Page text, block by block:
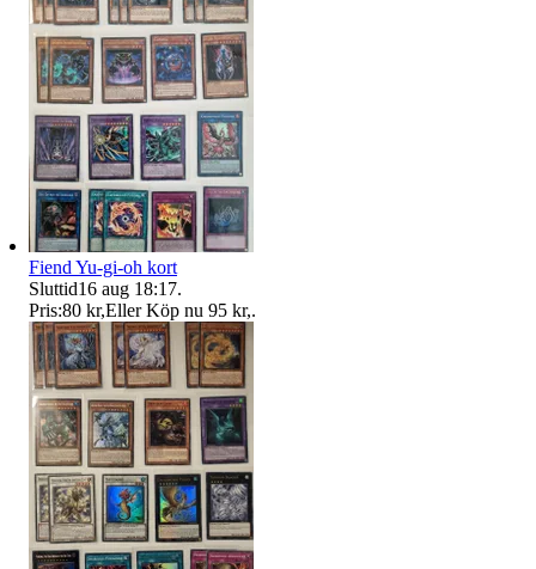
Fiend Yu-gi-oh kort
Sluttid16 aug 18:17.
Pris:80 kr,Eller Köp nu 95 kr,.